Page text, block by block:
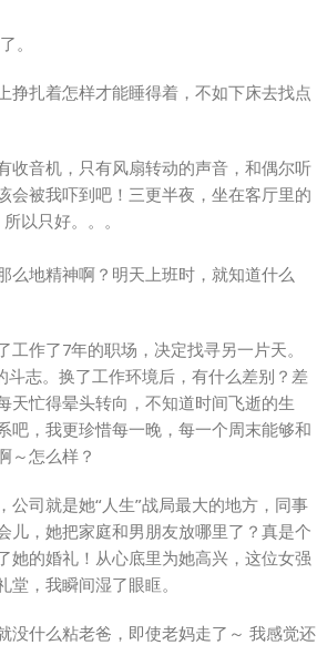
。
挣扎着怎样才能睡得着，不如下床去找点
收音机，只有风扇转动的声音，和偶尔听
会被我吓到吧！三更半夜，坐在客厅里的
以只好。。。
么地精神啊？明天上班时，就知道什么
作了7年的职场，决定找寻另一片天。
斗志。换了工作环境后，有什么差别？差
天忙得晕头转向，不知道时间飞逝的生
吧，我更珍惜每一晚，每一个周末能够和
～怎么样？
司就是她“人生”战局最大的地方，同事
儿，她把家庭和男朋友放哪里了？真是个
她的婚礼！从心底里为她高兴，这位女强
，我瞬间湿了眼眶。
没什么粘老爸，即使老妈走了～ 我感觉还